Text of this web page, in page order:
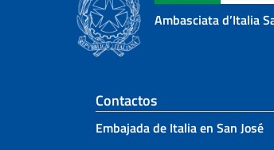
Ambasciata d’Italia
Sezione
Contactos
Embajada de Italia en San José